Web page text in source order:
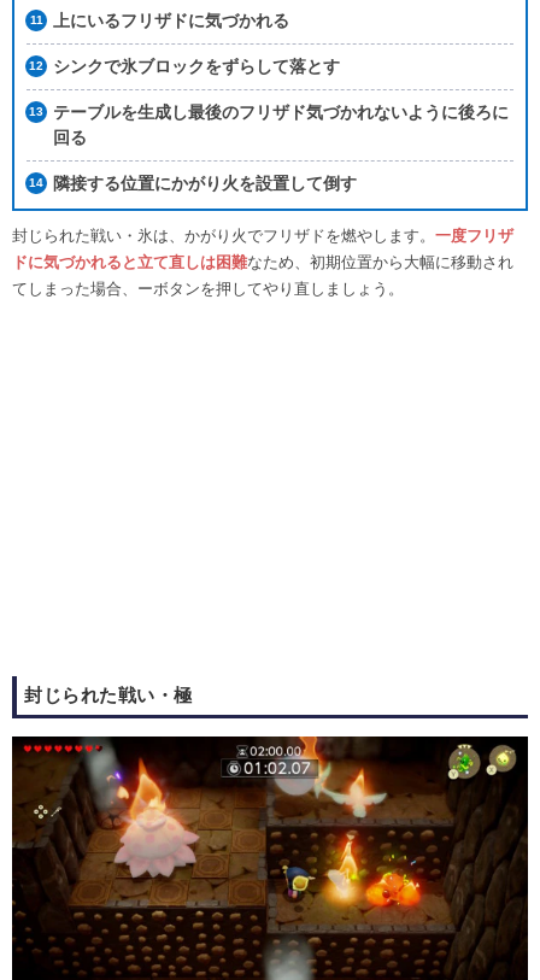
上にいるフリザドに気づかれる
シンクで氷ブロックをずらして落とす
テーブルを生成し最後のフリザド気づかれないように後ろに
回る
隣接する位置にかがり火を設置して倒す
封じられた戦い・氷は、かがり火でフリザドを燃やします。 一度フリザ
ドに気づかれると立て直しは困難なため、初期位置から大幅に移動され
てしまった場合、ーボタンを押してやり直しましょう。
封じられた戦い・極